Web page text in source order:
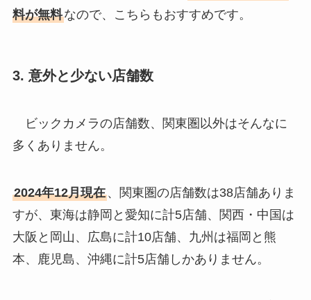
料が無料なので、こちらもおすすめです。
3. 意外と少ない店舗数
ビックカメラの店舗数、関東圏以外はそんなに
多くありません。
2024年12月現在、関東圏の店舗数は38店舗ありま
すが、東海は静岡と愛知に計5店舗、関西・中国は
大阪と岡山、広島に計10店舗、九州は福岡と熊
本、鹿児島、沖縄に計5店舗しかありません。